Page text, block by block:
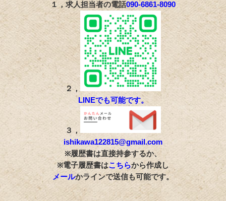
１，求人担当者の電話090-6861-8090
２，
LINEでも可能です。
３，
ishikawa122815@gmail.com
※履歴書は直接持参するか、
※電子履歴書はこちらから作成し
メールかラインで送信も可能です。